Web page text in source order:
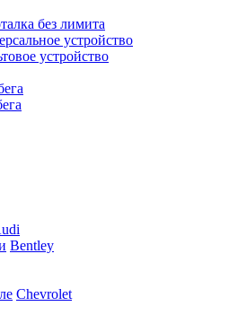
без лимита
устройство
устройство
Bentley
Chevrolet